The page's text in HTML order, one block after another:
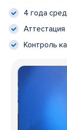
4 года
Контроль